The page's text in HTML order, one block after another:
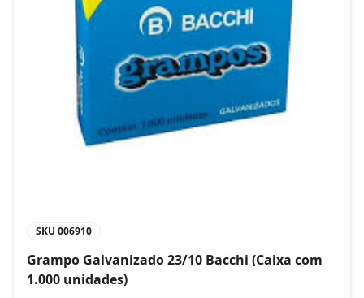
SKU 006910
Grampo Galvanizado 23/10 Bacchi (Caixa com
1.000 unidades)